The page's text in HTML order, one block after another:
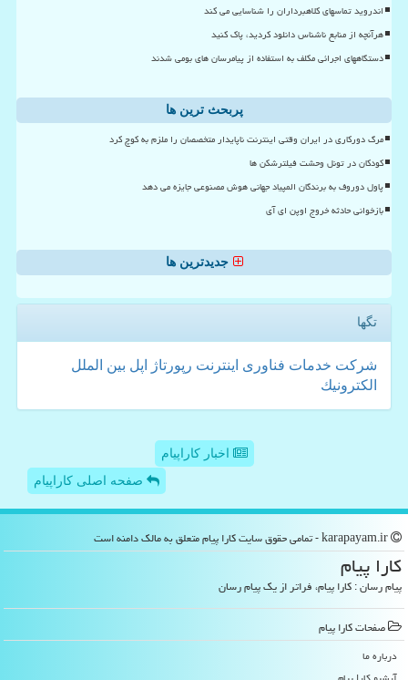
اندروید تماسهای کلاهبرداران را شناسایی می کند
هرآنچه از منابع ناشناس دانلود کردید، پاک کنید
دستگاههای اجرائی مکلف به استفاده از پیامرسان های بومی شدند
پربحث ترین ها
مرگ دورکاری در ایران وقتی اینترنت ناپایدار متخصصان را ملزم به کوچ کرد
کودکان در تونل وحشت فیلترشکن ها
پاول دوروف به برندگان المپیاد جهانی هوش مصنوعی جایزه می دهد
بازخوانی حادثه خروج اوپن ای آی
جدیدترین ها
تگها
شركت خدمات فناوری اینترنت رپورتاژ اپل بین الملل
الكترونیك
اخبار کاراپیام
صفحه اصلی کاراپیام
كارا پیام
پیام رسان : کارا پیام، فراتر از یک پیام رسان
صفحات كارا پیام
درباره ما